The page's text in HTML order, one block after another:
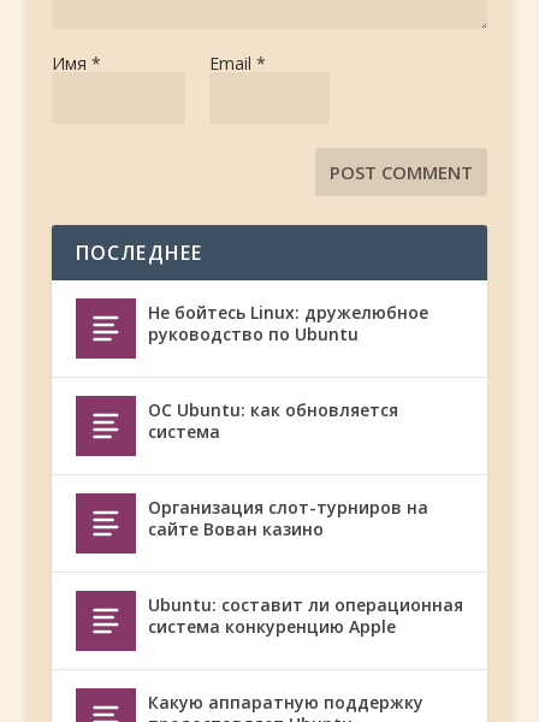
Имя * Email *
ПОСЛЕДНЕЕ
Не бойтесь Linux: дружелюбное
руководство по Ubuntu
ОС Ubuntu: как обновляется
система
Организация слот-турниров на
сайте Вован казино
Ubuntu: составит ли операционная
система конкуренцию Apple
Какую аппаратную поддержку